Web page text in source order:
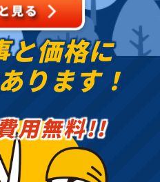
と価格に
ります！
用無料!!